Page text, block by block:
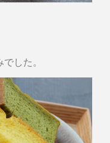
した。